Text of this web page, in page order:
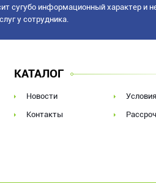
сугубо информационный характер и
у сотрудника.
КАТАЛОГ
Новости
Контакты